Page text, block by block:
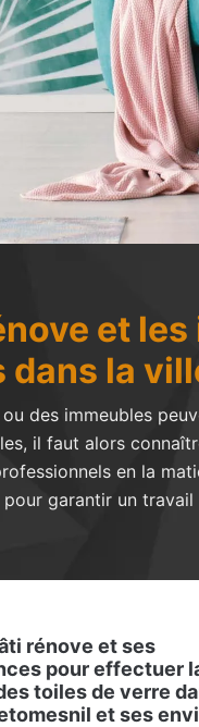
et
la
des immeubles
il faut alors
en la
garantir un
rénove et ses
pour effectuer
toiles de verre
et ses